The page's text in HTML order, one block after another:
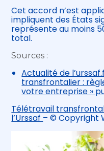
Cet accord n’est
impliquent des États
représente au moins
total.
Sources :
Actualité de
transfrontalier :
votre entreprise »
Télétravail
l’Urssaf – © Copyright